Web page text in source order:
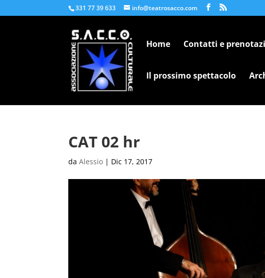
331 77 39 633 info@teatrosacco.com
Home Contatti e
Il prossimo spettacolo
CAT 02 hr
daAlessio | Dic 17, 2017